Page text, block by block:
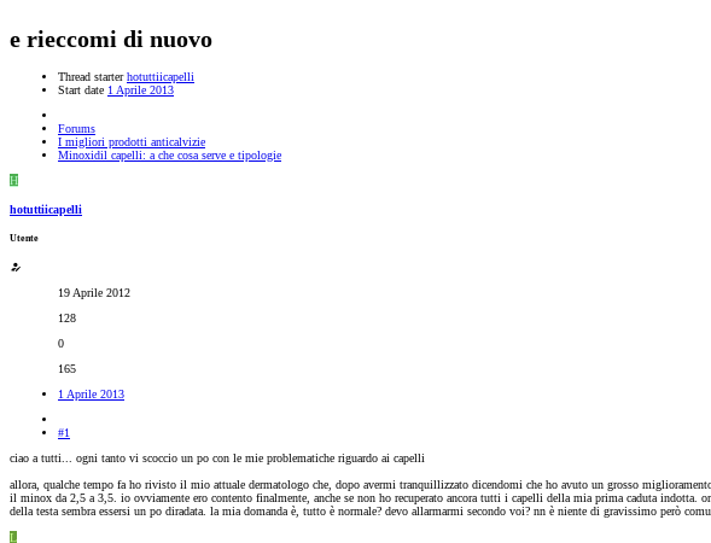
e rieccomi di nuovo
Thread starter hotuttiicapelli
Start date 1 Aprile 2013
Forums
I migliori prodotti anticalvizie
Minoxidil capelli: a che cosa serve e tipologie
H
hotuttiicapelli
Utente
19 Aprile 2012
128
0
165
1 Aprile 2013
#1
ciao a tutti... ogni tanto vi scoccio un po con le mie problematiche riguardo ai capelli
allora, qualche tempo fa ho rivisto il mio attuale dermatologo che, dopo avermi tranquillizzato dicendomi che ho avuto un grosso
il minox da 2,5 a 3,5. io ovviamente ero contento finalmente, anche se non ho recuperato ancora tutti i capelli della mia prima caduta
della testa sembra essersi un po diradata. la mia domanda è, tutto è normale? devo allarmarmi secondo voi? nn è niente di gravissimo però
L